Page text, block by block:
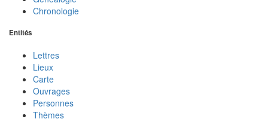
Chronologie
Entités
Lettres
Lieux
Carte
Ouvrages
Personnes
Thèmes